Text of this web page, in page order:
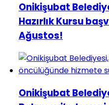
Onikişubat
Hazırlık Kursu
Ağustos!
Onikişubat